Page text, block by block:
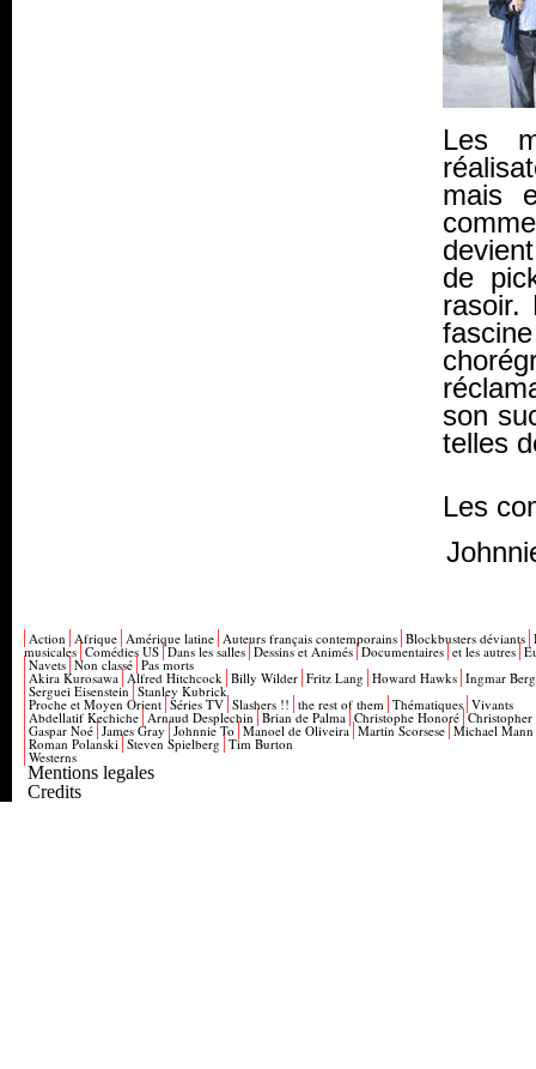
Les
mais
de
rasoir.
son
telles
Les
Action Afrique Amérique latine Auteurs français contemporains Blockbusters déviants
musicales Comédies US Dans les salles Dessins et Animés Documentaires et les autres
Navets Non classé Pas morts
Akira Kurosawa Alfred Hitchcock Billy Wilder Fritz Lang Howard Hawks Ingmar
Serguei Eisenstein Stanley Kubrick
Proche et Moyen Orient Séries TV Slashers !! the rest of them Thématiques Vivants
Abdellatif Kechiche Arnaud Desplechin Brian de Palma Christophe Honoré
Gaspar Noé James Gray Johnnie To Manoel de Oliveira Martin Scorsese Michael Mann
Roman Polanski Steven Spielberg Tim Burton
Westerns
Mentions legales
Credits